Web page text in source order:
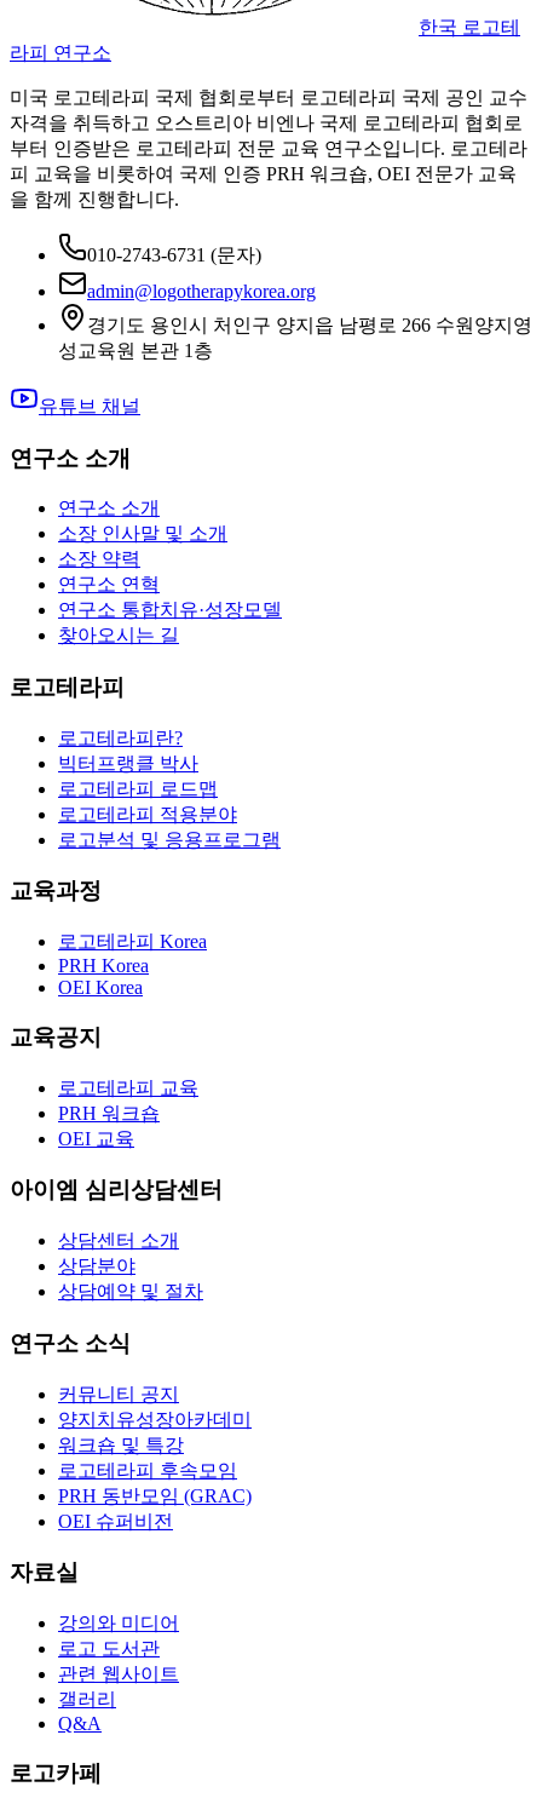
한국 로고테
라피 연구소
미국 로고테라피 국제 협회로부터 로고테라피 국제 공인 교수
자격을 취득하고 오스트리아 비엔나 국제 로고테라피 협회로
부터 인증받은 로고테라피 전문 교육 연구소입니다. 로고테라
피 교육을 비롯하여 국제 인증 PRH 워크숍, OEI 전문가 교육
을 함께 진행합니다.
010-2743-6731 (문자)
admin@logotherapykorea.org
경기도 용인시 처인구 양지읍 남평로 266 수원양지영
성교육원 본관 1층
유튜브 채널
연구소 소개
연구소 소개
소장 인사말 및 소개
소장 약력
연구소 연혁
연구소 통합치유·성장모델
찾아오시는 길
로고테라피
로고테라피란?
빅터프랭클 박사
로고테라피 로드맵
로고테라피 적용분야
로고분석 및 응용프로그램
교육과정
로고테라피 Korea
PRH Korea
OEI Korea
교육공지
로고테라피 교육
PRH 워크숍
OEI 교육
아이엠 심리상담센터
상담센터 소개
상담분야
상담예약 및 절차
연구소 소식
커뮤니티 공지
양지치유성장아카데미
워크숍 및 특강
로고테라피 후속모임
PRH 동반모임 (GRAC)
OEI 슈퍼비전
자료실
강의와 미디어
로고 도서관
관련 웹사이트
갤러리
Q&A
로고카페